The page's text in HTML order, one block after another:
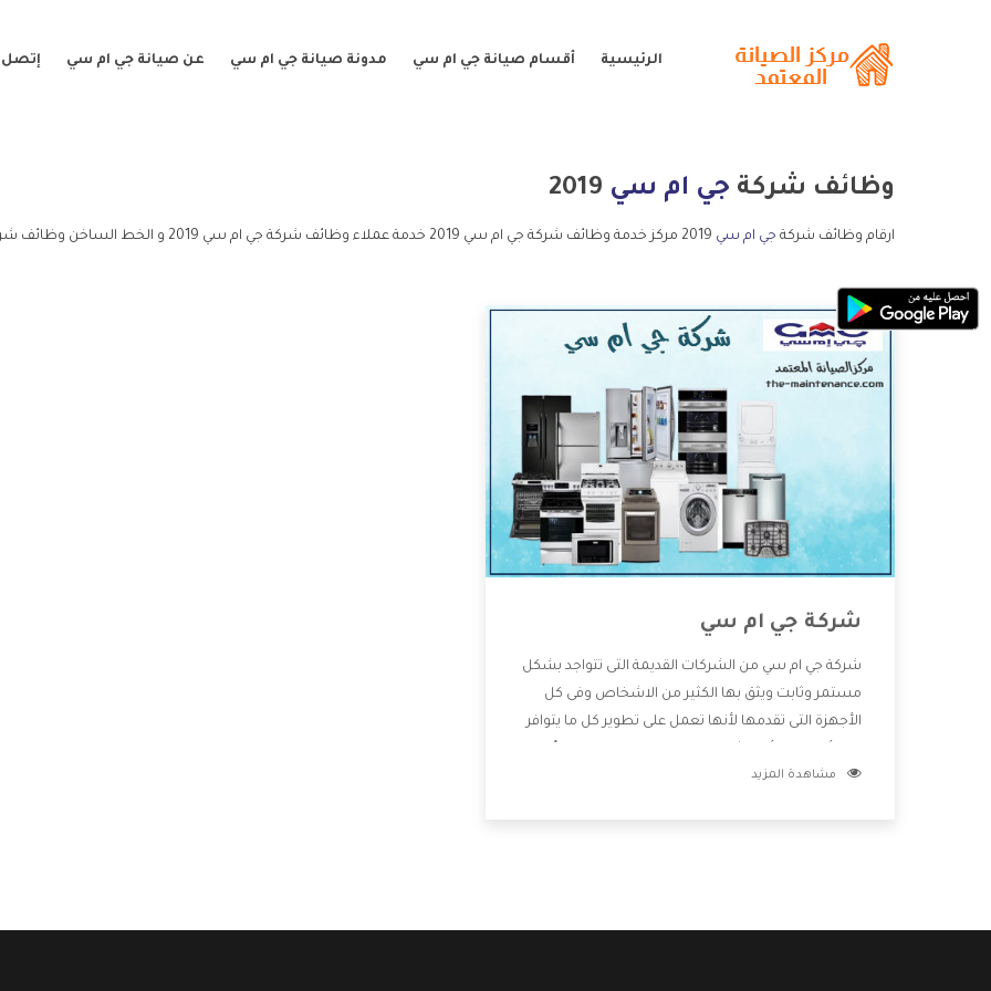
الرئيسية أقسام صيانة جي ام سي مدونة صيانة جي ام سي عن صيانة جي ام سي إتصل
وظائف شركة جي ام سي
ارقام وظائف شركة جي ام سي
شركة جي ام سي
شركة جي ام سي من الشركات القديمة التى تتواجد بشكل
مستمر وثابت ويثق بها الكثير من الاشخاص وفى كل
الأجهزة التى تقدمها لأنها تعمل على تطوير كل ما يتوافر
خدمات ما بعد البيع مع المنتجات وتقدم للعملاء أقوى
مشاهدة المزيد